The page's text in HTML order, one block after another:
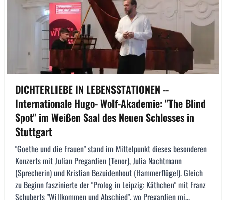
DICHTERLIEBE IN LEBENSSTATIONEN --
Internationale Hugo- Wolf-Akademie: "The Blind
Spot" im Weißen Saal des Neuen Schlosses in
Stuttgart
"Goethe und die Frauen" stand im Mittelpunkt dieses besonderen
Konzerts mit Julian Pregardien (Tenor), Julia Nachtmann
(Sprecherin) und Kristian Bezuidenhout (Hammerflügel). Gleich
zu Beginn faszinierte der "Prolog in Leipzig: Käthchen" mit Franz
Schuberts "Willkommen und Abschied", wo Pregardien mi...